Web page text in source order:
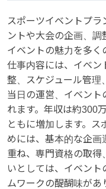
スポーツイベントプ
ントや大会の企画、調
イベントの魅力を多く
仕事内容には、イベン
整、スケジュール管理
当日の運営、イベント
れます。年収は約300
ともに増加します。
めには、基本的な企画
重ね、専門資格の取得
いとしては、イベント
ムワークの醍醐味があ